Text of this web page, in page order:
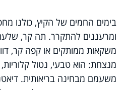
בימים החמים של הקיץ, כולנו
ומרעננים להתקרר. תה קר,
משקאות ממותקים או קפה קר,
מנצחת: הוא טבעי, נטול
משעמם מבחינה בריאותית.